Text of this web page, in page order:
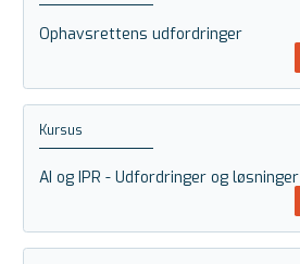
Ophavsrettens udfordringer
Kursus
AI og IPR - Udfordringer og løsninger